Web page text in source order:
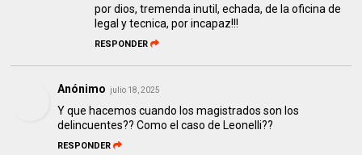
por dios, tremenda inutil, echada, de la oficina de
legal y tecnica, por incapaz!!!
RESPONDER
Anónimo julio 18, 2025
Y que hacemos cuando los magistrados son los
delincuentes?? Como el caso de Leonelli??
RESPONDER